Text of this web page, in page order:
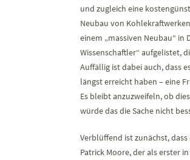
und zugleich eine
Neubau von
einem „massiven Neubau“
Wissenschaftler“ aufgelistet,
Auffällig ist dabei auch, dass
längst erreicht haben – eine
Es bleibt anzuzweifeln, ob
würde das die Sache nicht
Verblüffend ist zunächst,
Patrick Moore, der als erster